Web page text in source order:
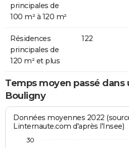
principales de
100 m² à 120 m²
Résidences
principales de
120 m² et plus
122
Temps moyen passé dans
Bouligny
Données moyennes 2022
Linternaute.com d'après l'Insee)
30